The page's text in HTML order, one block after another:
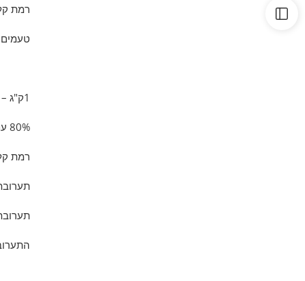
רמת
טעמים
1ק"ג – 50 MISCELA DEL CINQUANTENARIO
80% ערביקה, 20% רובוסטה
רמת
התערובת נוצרה